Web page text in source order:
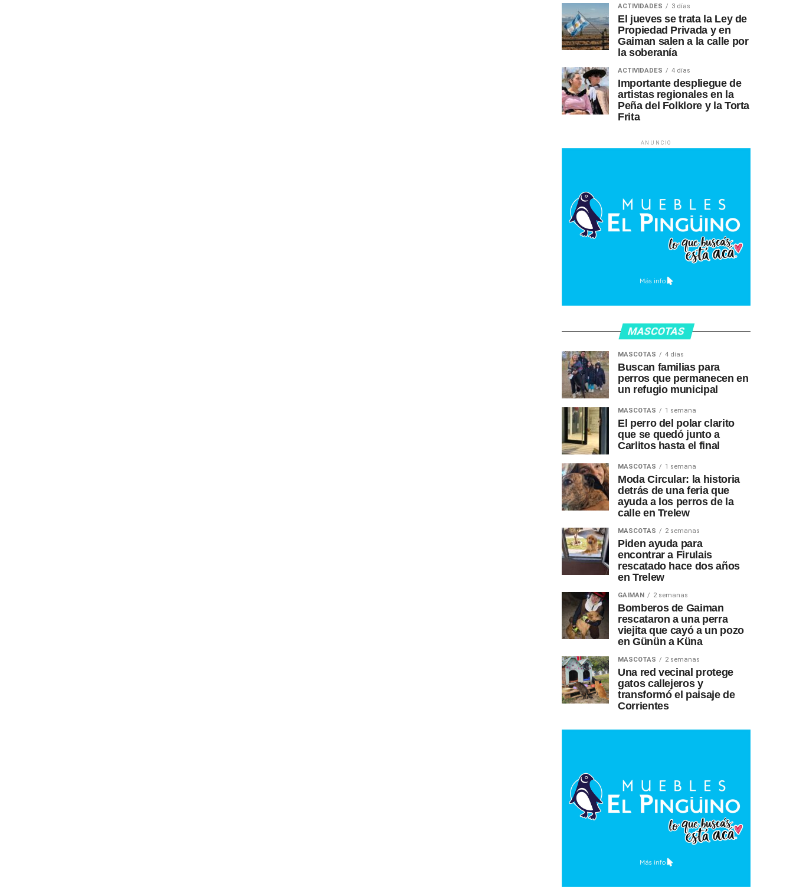
ACTIVIDADES 3 días
El jueves se trata la Ley de
Propiedad Privada y en
Gaiman salen a la calle por
la soberanía
ACTIVIDADES 4 días
Importante despliegue de
artistas regionales en la
Peña del Folklore y la Torta
Frita
ANUNCIO
MASCOTAS
MASCOTAS 4 días
Buscan familias para
perros que permanecen en
un refugio municipal
MASCOTAS 1 semana
El perro del polar clarito
que se quedó junto a
Carlitos hasta el final
MASCOTAS 1 semana
Moda Circular: la historia
detrás de una feria que
ayuda a los perros de la
calle en Trelew
MASCOTAS 2 semanas
Piden ayuda para
encontrar a Firulais
rescatado hace dos años
en Trelew
GAIMAN 2 semanas
Bomberos de Gaiman
rescataron a una perra
viejita que cayó a un pozo
en Günün a Küna
MASCOTAS 2 semanas
Una red vecinal protege
gatos callejeros y
transformó el paisaje de
Corrientes